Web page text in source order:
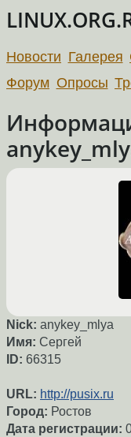
Новости Галерея
Форум Опросы
Nick: anykey_mlya
Имя: Сергей
ID: 66315
URL: http://pusix.ru
Город: Ростов
Дата регистрации: